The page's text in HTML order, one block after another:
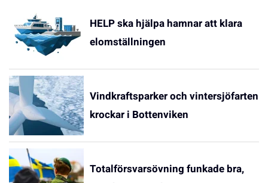
HELP ska hjälpa hamnar att klara
elomställningen
Vindkraftsparker och vintersjöfarten
krockar i Bottenviken
Totalförsvarsövning funkade bra,